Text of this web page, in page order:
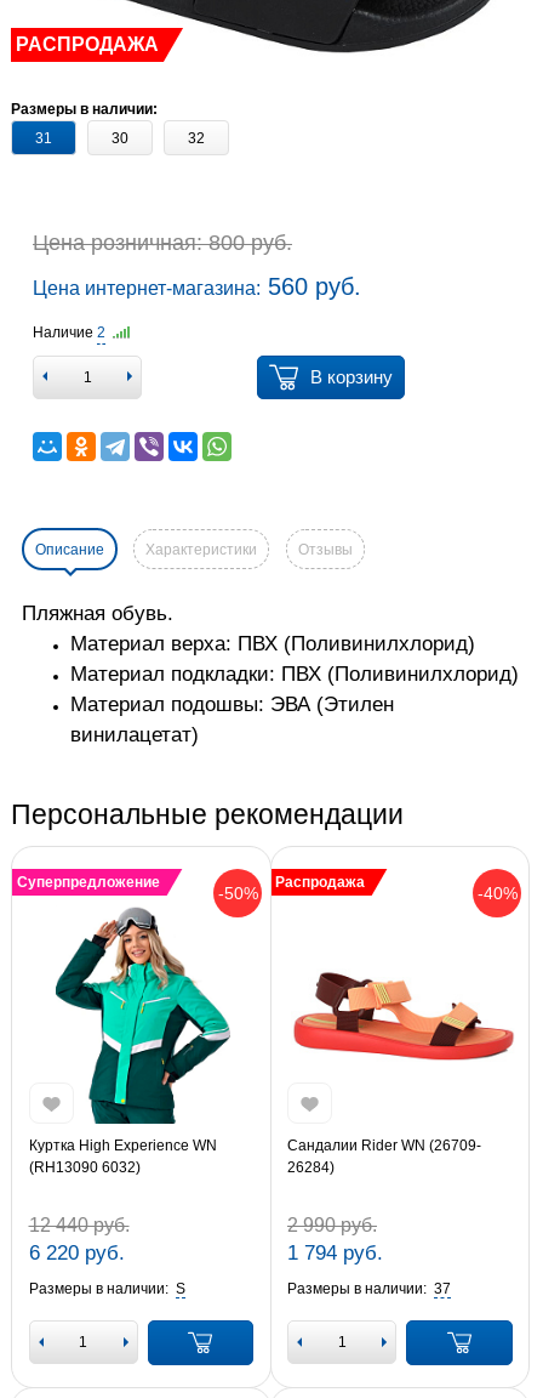
РАСПРОДАЖА
Размеры в наличии:
31
30 32
Цена розничная: 800 руб.
Цена интернет-магазина: 560 руб.
Наличие 2
В корзину
Описание Характеристики Отзывы
Пляжная обувь.
Материал верха: ПВХ (Поливинилхлорид)
Материал подкладки: ПВХ (Поливинилхлорид)
Материал подошвы: ЭВА (Этилен
винилацетат)
Персональные рекомендации
-50%
Суперпредложение
Куртка High Experience WN
(RH13090 6032)
12 440 руб.
6 220 руб.
Размеры в наличии: S
-40%
Распродажа
Сандалии Rider WN (26709-
26284)
2 990 руб.
1 794 руб.
Размеры в наличии: 37